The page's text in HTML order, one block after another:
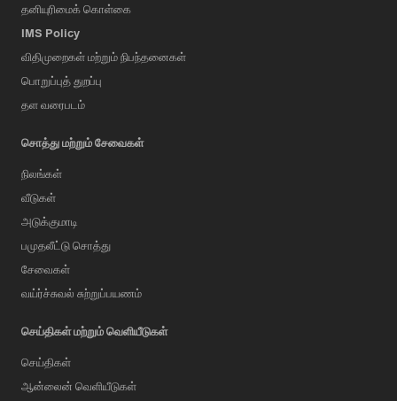
தனியுரிமைக் கொள்கை
IMS Policy
விதிமுறைகள் மற்றும் நிபந்தனைகள்
பொறுப்புத் துறப்பு
தள வரைபடம்
சொத்து மற்றும் சேவைகள்
நிலங்கள்
வீடுகள்
அடுக்குமாடி
பமுதலீட்டு சொத்து
சேவைகள்
வய்ர்ச்சுவல் சுற்றுப்பயணம்
செய்திகள் மற்றும் வெளியீடுகள்
செய்திகள்
ஆன்லைன் வெளியீடுகள்